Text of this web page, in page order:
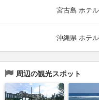
宮古島 ホテ
沖縄県 ホテ
周辺の観光スポット